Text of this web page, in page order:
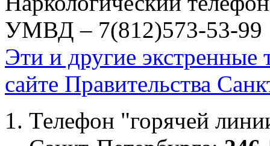
УМВД – 7(812)573-53-99
Эти и другие
сайте Правительства
Телефон "горячей